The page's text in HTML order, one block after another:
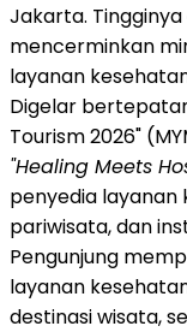
Jakarta.
mencerminkan
layanan
Digelar
Tourism 2026"
"Healing Meets
penyedia layanan
pariwisata, dan
Pengunjung
layanan
destinasi wisata,